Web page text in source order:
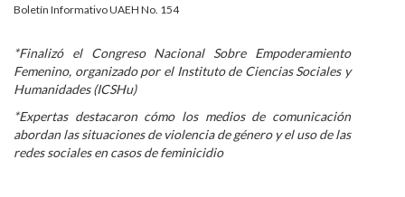
Aspirantes
Personal
Alumni
Boletín Informativo UAEH No. 154
*Finalizó el Congreso Nacional Sobre Empoderamiento
Femenino, organizado por el Instituto de Ciencias Sociales y
Humanidades (ICSHu)
*Expertas destacaron cómo los medios de comunicación
abordan las situaciones de violencia de género y el uso de las
redes sociales en casos de feminicidio